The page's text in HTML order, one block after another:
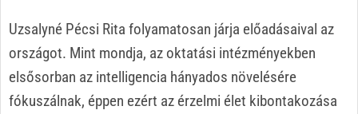
Uzsalyné Pécsi Rita folyamatosan járja előadásaival az
országot. Mint mondja, az oktatási intézményekben
elsősorban az intelligencia hányados növelésére
fókuszálnak, éppen ezért az érzelmi élet kibontakozása